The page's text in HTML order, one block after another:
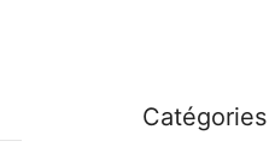
Catégories